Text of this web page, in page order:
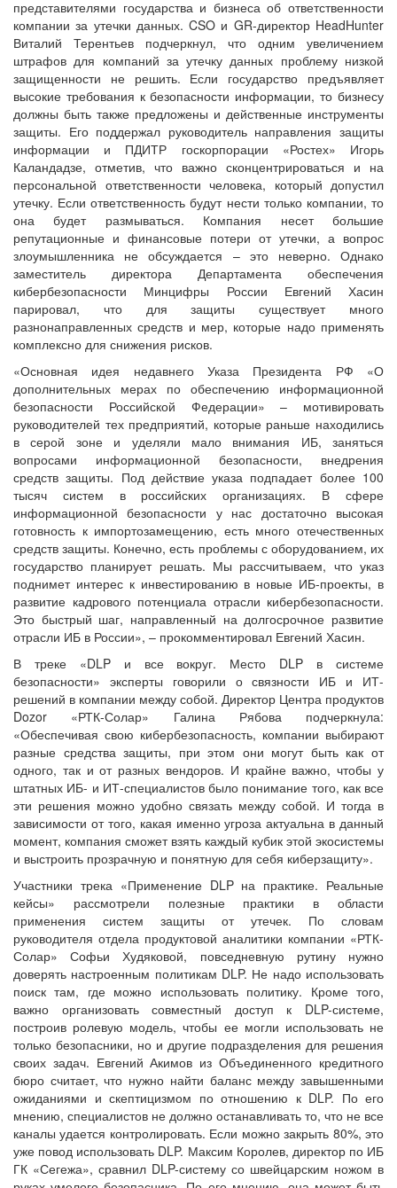
представителями государства и бизнеса об ответственности
компании за утечки данных. CSO и GR-директор HeadHunter
Виталий Терентьев подчеркнул, что одним увеличением
штрафов для компаний за утечку данных проблему низкой
защищенности не решить. Если государство предъявляет
высокие требования к безопасности информации, то бизнесу
должны быть также предложены и действенные инструменты
защиты. Его поддержал руководитель направления защиты
информации и ПДИТР госкорпорации «Ростех» Игорь
Каландадзе, отметив, что важно сконцентрироваться и на
персональной ответственности человека, который допустил
утечку. Если ответственность будут нести только компании, то
она будет размываться. Компания несет большие
репутационные и финансовые потери от утечки, а вопрос
злоумышленника не обсуждается – это неверно. Однако
заместитель директора Департамента обеспечения
кибербезопасности Минцифры России Евгений Хасин
парировал, что для защиты существует много
разнонаправленных средств и мер, которые надо применять
комплексно для снижения рисков.
«Основная идея недавнего Указа Президента РФ «О
дополнительных мерах по обеспечению информационной
безопасности Российской Федерации» – мотивировать
руководителей тех предприятий, которые раньше находились
в серой зоне и уделяли мало внимания ИБ, заняться
вопросами информационной безопасности, внедрения
средств защиты. Под действие указа подпадает более 100
тысяч систем в российских организациях. В сфере
информационной безопасности у нас достаточно высокая
готовность к импортозамещению, есть много отечественных
средств защиты. Конечно, есть проблемы с оборудованием, их
государство планирует решать. Мы рассчитываем, что указ
поднимет интерес к инвестированию в новые ИБ-проекты, в
развитие кадрового потенциала отрасли кибербезопасности.
Это быстрый шаг, направленный на долгосрочное развитие
отрасли ИБ в России», – прокомментировал Евгений Хасин.
В треке «DLP и все вокруг. Место DLP в системе
безопасности» эксперты говорили о связности ИБ и ИТ-
решений в компании между собой. Директор Центра продуктов
Dozor «РТК-Солар» Галина Рябова подчеркнула:
«Обеспечивая свою кибербезопасность, компании выбирают
разные средства защиты, при этом они могут быть как от
одного, так и от разных вендоров. И крайне важно, чтобы у
штатных ИБ- и ИТ-специалистов было понимание того, как все
эти решения можно удобно связать между собой. И тогда в
зависимости от того, какая именно угроза актуальна в данный
момент, компания сможет взять каждый кубик этой экосистемы
и выстроить прозрачную и понятную для себя киберзащиту».
Участники трека «Применение DLP на практике. Реальные
кейсы» рассмотрели полезные практики в области
применения систем защиты от утечек. По словам
руководителя отдела продуктовой аналитики компании «РТК-
Солар» Софьи Худяковой, повседневную рутину нужно
доверять настроенным политикам DLP. Не надо использовать
поиск там, где можно использовать политику. Кроме того,
важно организовать совместный доступ к DLP-системе,
построив ролевую модель, чтобы ее могли использовать не
только безопасники, но и другие подразделения для решения
своих задач. Евгений Акимов из Объединенного кредитного
бюро считает, что нужно найти баланс между завышенными
ожиданиями и скептицизмом по отношению к DLP. По его
мнению, специалистов не должно останавливать то, что не все
каналы удается контролировать. Если можно закрыть 80%, это
уже повод использовать DLP. Максим Королев, директор по ИБ
ГК «Сегежа», сравнил DLP-систему со швейцарским ножом в